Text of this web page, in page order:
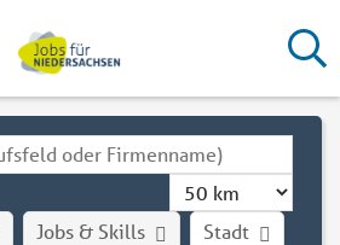
Stadt
Jobs & Skills